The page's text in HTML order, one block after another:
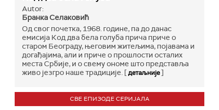
Autor:
Бранка Селаковић
Од свог почетка, 1968. године, па до данас
емисија Код два бела голуба прича приче о
старом Београду, његовим житељима, појавама и
догађајима, али и приче о прошлости осталих
места Србије, и о свему ономе што представља
живо језгро наше традиције. [детаљније]
СВЕ ЕПИЗОДЕ СЕРИЈАЛА